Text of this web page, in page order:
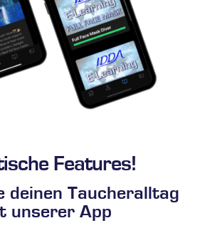
Features!
deinen Taucheralltag
unserer App